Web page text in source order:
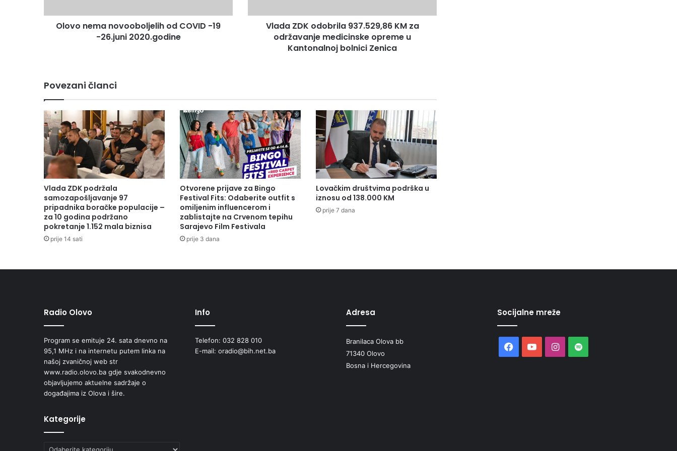
Olovo nema novooboljelih od COVID -19
-26.juni 2020.godine
opreme
Kantonalnoj
Vlada ZDK odobrila 937.529,86 KM za
održavanje medicinske opreme u
Kantonalnoj bolnici Zenica
Povezani članci
Vlada ZDK podržala
samozapošljavanje 97
pripadnika boračke populacije –
za 10 godina podržano
pokretanje 1.152 mala biznisa
prije 14 sati
Otvorene prijave za Bingo
Festival Fits: Odaberite outfit s
omiljenim influencerom i
zablistajte na Crvenom tepihu
Sarajevo Film Festivala
prije 3 dana
Lovačkim društvima podrška u
iznosu od 138.000 KM
prije 7 dana
Radio Olovo
Program se emituje 24. sata dnevno na
95,1 MHz i na internetu putem linka na
našoj zvaničnoj web str
www.radio.olovo.ba gdje svakodnevno
objavljujemo aktuelne sadržaje o
događajima iz Olova i šire.
Kategorije
Kategorije
Info
Telefon: 032 828 010
E-mail: oradio@bih.net.ba
Adresa
Branilaca Olova bb
71340 Olovo
Bosna i Hercegovina
Socijalne mreže
Facebook
YouTubeInstagram
Spotify